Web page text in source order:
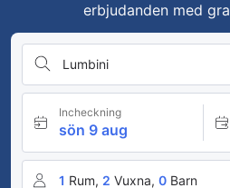
erbjudanden med
Lumbini
Incheckning
sön 9 aug
1 Rum, 2 Vuxna, 0 Barn